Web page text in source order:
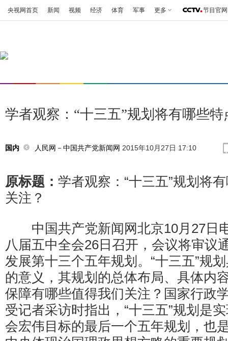
央视网首页 新闻 视频 经济 体育 军事 更多 节目官网
学者观察：“十三五”规划将有哪些
国内 人民网－中国共产党新闻网 2015年10月27日 17:10
原标题： 学者观察：“十三五”规划将
关注？
中国共产党新闻网北京10月27日
八届五中全会26日召开，会议将审议
发展第十三个五年规划。“十三五”规
的意义，其规划的总体布局、具体内
保障有哪些值得我们关注？国家行政
受记者采访时指出，“十三五”规划是
会宏伟目标的最后一个五年规划，也